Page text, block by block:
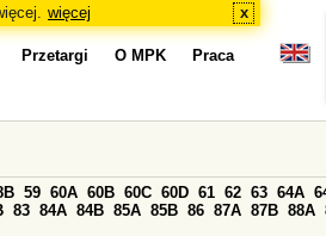
więcej x
Przetargi O MPK Praca
59 60A 60B 60C 60D 61 62 63 64A
83 84A 84B 85A 85B 86 87A 87B 88A